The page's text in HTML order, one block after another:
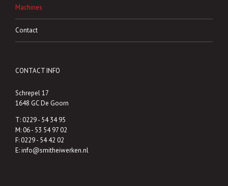
Machines
Contact
CONTACT INFO
Schrepel 17
1648 GC De Goorn
T: 0229 - 54 34 95
M: 06 - 53 54 97 02
F: 0229 - 54 42 02
E:info@smitheiwerken.nl